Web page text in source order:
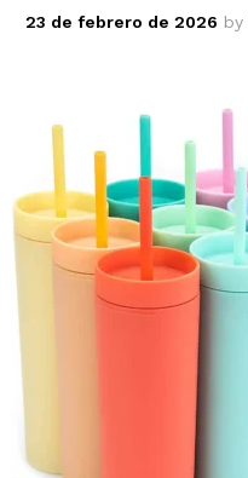
23 de febrero de 2026 by